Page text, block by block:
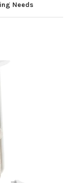
Needs